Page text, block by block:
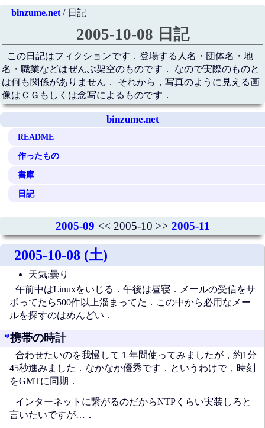
binzume.net/ 日記
2005-10-08 日記
この日記はフィクションです．登場する人名・団体名・地
名・職業などはぜんぶ架空のものです． なので実際のものと
は何も関係がありません． それから，写真のように見える画
像はＣＧもしくは念写によるものです．
binzume.net
README
作ったもの
書庫
日記
2005-09 << 2005-10 >> 2005-11
2005-10-08 (土)
天気:曇り
午前中はLinuxをいじる．午後は昼寝．メールの受信をサ
ボってたら500件以上溜まってた．この中から必用なメー
ルを探すのはめんどい．
*携帯の時計
合わせたいのを我慢して１年間使ってみましたが，約1分
45秒進みました．なかなか優秀です．というわけで，時刻
をGMTに同期．
インターネットに繋がるのだからNTPくらい実装しろと
言いたいですが…．